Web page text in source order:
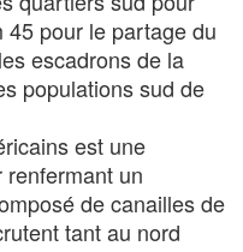
45 pour le partage du
escadrons de la
populations sud de
est une
un
de canailles de
tant au nord